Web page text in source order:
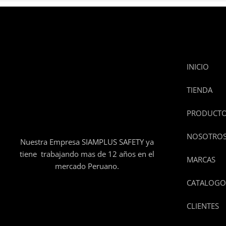
Nuestra Empresa SIAMPLUS SAFETY ya
tiene trabajando mas de 12 años en el
mercado Peruano.
INICIO
TIENDA
MARCAS
CATALOGO
CLIENTES